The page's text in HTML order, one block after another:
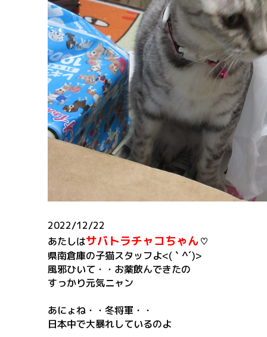
2022/12/22
あたしはサバトラチャコちゃん♡
県南倉庫の子猫スタッフよ<(｀^´)>
風邪ひいて・・お薬飲んできたの
すっかり元気ニャン
あにょね・・冬将軍・・
日本中で大暴れしているのよ